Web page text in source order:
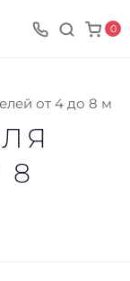
0
от 4 до 8